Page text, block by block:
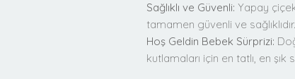
Sağlıklı ve Güvenli: Yapay
tamamen güvenli ve sağlıklıdır.
Hoş Geldin Bebek Sürprizi:
kutlamaları için en tatlı, en şık